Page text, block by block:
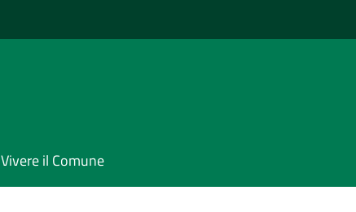
Vivere il Comune